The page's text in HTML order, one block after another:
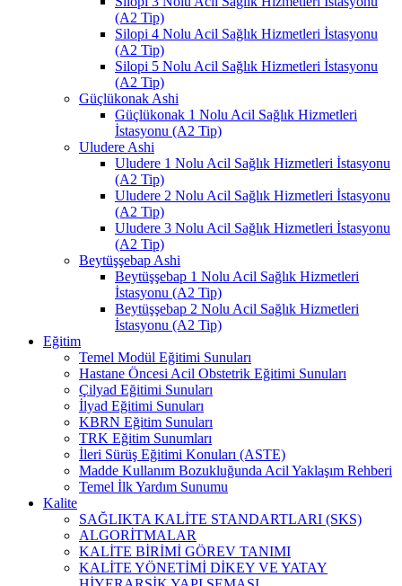
(A2 Tip)
Silopi 4 Nolu Acil Sağlık Hizmetleri İstasyonu
(A2 Tip)
Silopi 5 Nolu Acil Sağlık Hizmetleri İstasyonu
(A2 Tip)
Güçlükonak Ashi
Güçlükonak 1 Nolu Acil Sağlık Hizmetleri
İstasyonu (A2 Tip)
Uludere Ashi
Uludere 1 Nolu Acil Sağlık Hizmetleri İstasyonu
(A2 Tip)
Uludere 2 Nolu Acil Sağlık Hizmetleri İstasyonu
(A2 Tip)
Uludere 3 Nolu Acil Sağlık Hizmetleri İstasyonu
(A2 Tip)
Beytüşşebap Ashi
Beytüşşebap 1 Nolu Acil Sağlık Hizmetleri
İstasyonu (A2 Tip)
Beytüşşebap 2 Nolu Acil Sağlık Hizmetleri
İstasyonu (A2 Tip)
Eğitim
Temel Modül Eğitimi Sunuları
Hastane Öncesi Acil Obstetrik Eğitimi Sunuları
Çilyad Eğitimi Sunuları
İlyad Eğitimi Sunuları
KBRN Eğitim Sunuları
TRK Eğitim Sunumları
İleri Sürüş Eğitimi Konuları (ASTE)
Madde Kullanım Bozukluğunda Acil Yaklaşım Rehberi
Temel İlk Yardım Sunumu
Kalite
SAĞLIKTA KALİTE STANDARTLARI (SKS)
ALGORİTMALAR
KALİTE BİRİMİ GÖREV TANIMI
KALİTE YÖNETİMİ DİKEY VE YATAY